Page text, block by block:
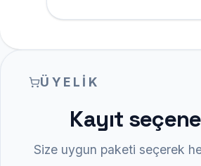
ÜYELIK
Kayıt
Size uygun paketi seçerek